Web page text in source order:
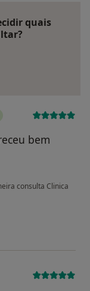
quais
bem
consulta Clinica